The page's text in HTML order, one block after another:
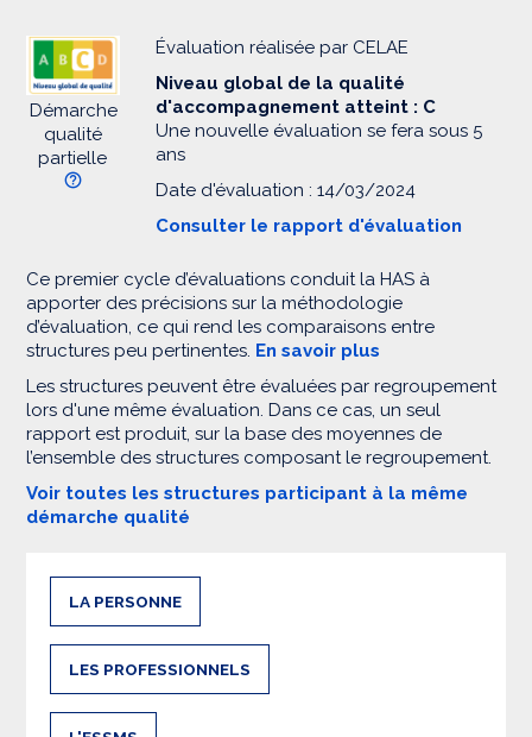
Démarche
qualité
partielle
Évaluation réalisée par CELAE
Niveau global de la qualité
d'accompagnement atteint : C
Une nouvelle évaluation se fera sous 5
ans
Date d'évaluation : 14/03/2024
Consulter le rapport d'évaluation
Ce premier cycle d’évaluations conduit la HAS à
apporter des précisions sur la méthodologie
d’évaluation, ce qui rend les comparaisons entre
structures peu pertinentes. En savoir plus
Les structures peuvent être évaluées par regroupement
lors d'une même évaluation. Dans ce cas, un seul
rapport est produit, sur la base des moyennes de
l’ensemble des structures composant le regroupement.
Voir toutes les structures participant à la même
démarche qualité
LA PERSONNE
LES PROFESSIONNELS